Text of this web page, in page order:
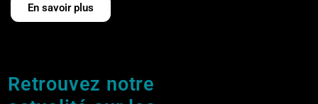
En savoir plus
Retrouvez notre